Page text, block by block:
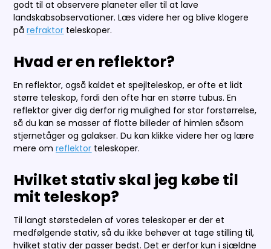
godt til at observere planeter eller til at lave
landskabsobservationer. Læs videre her og blive klogere
pårefraktor teleskoper.
Hvad er en reflektor?
En reflektor, også kaldet et spejlteleskop, er ofte et lidt
større teleskop, fordi den ofte har en større tubus. En
reflektor giver dig derfor rig mulighed for stor forstørrelse,
så du kan se masser af flotte billeder af himlen såsom
stjernetåger og galakser. Du kan klikke videre her og lære
mere omreflektor teleskoper.
Hvilket stativ skal jeg købe til
mit teleskop?
Til langt størstedelen af vores teleskoper er der et
medfølgende stativ, så du ikke behøver at tage stilling til,
hvilket stativ der passer bedst. Det er derfor kun i sjældne